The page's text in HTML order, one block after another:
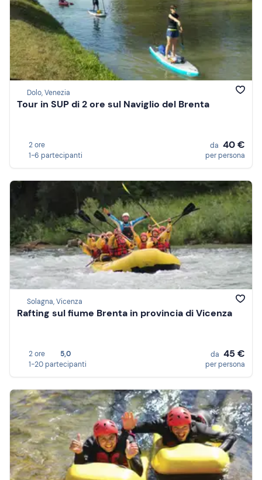
Dolo, Venezia
Tour in SUP di 2 ore sul Naviglio del Brenta
2 ore
1-6 partecipanti
da 40 €
per persona
Solagna, Vicenza
Rafting sul fiume Brenta in provincia di Vicenza
2 ore
5,0
1-20 partecipanti
da 45 €
per persona